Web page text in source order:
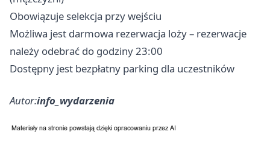
Obowiązuje selekcja przy wejściu
Możliwa jest darmowa rezerwacja loży – rezerwacje
należy odebrać do godziny 23:00
Dostępny jest bezpłatny parking dla uczestników
Autor:info_wydarzenia